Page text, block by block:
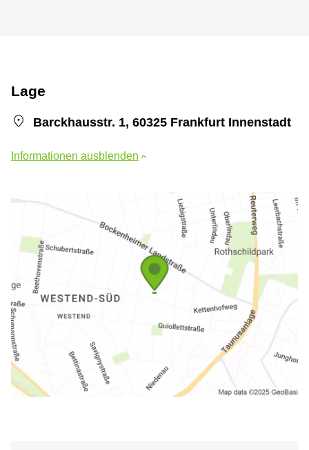
Lage
Barckhausstr. 1, 60325 Frankfurt Innenstadt
Informationen ausblenden